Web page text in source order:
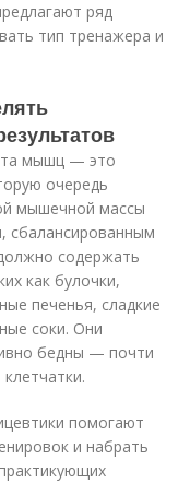
ряд
тип тренажера и
мышц — это
очередь
мышечной массы
сбалансированным
содержать
как булочки,
печенья, сладкие
соки. Они
бедны — почти
помогают
и набрать